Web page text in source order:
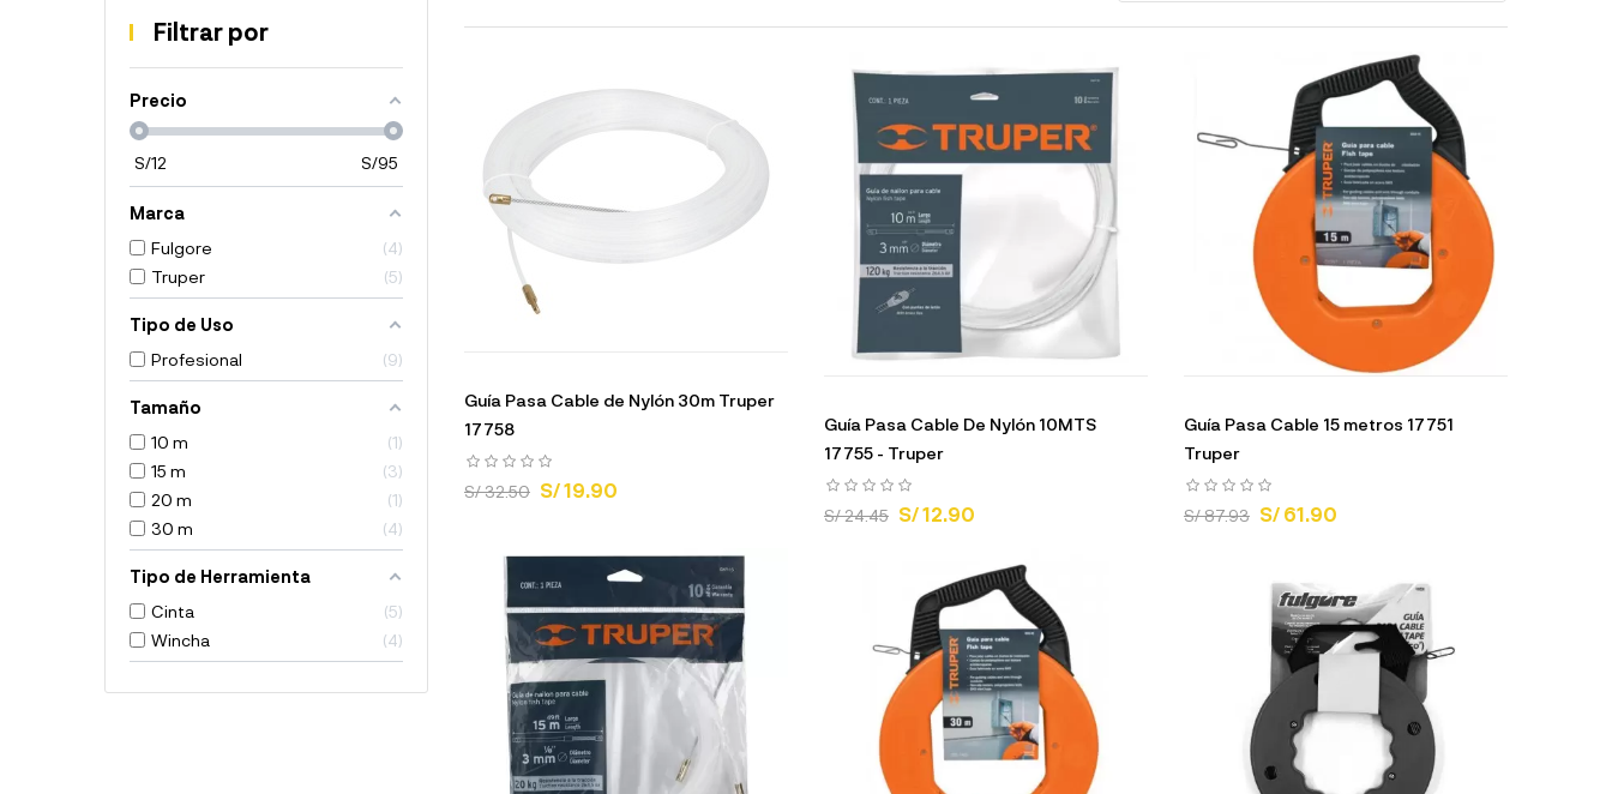
Filtrar por
Precio
S/12 S/95
Marca
Fulgore
4
Truper
5
Tipo de Uso
Profesional
9
Tamaño
10 m
1
15 m
3
20 m
1
30 m
4
Tipo de Herramienta
Cinta
5
Wincha
4
Guía Pasa Cable de Nylón 30m Truper
17758
S/ 32.50 S/ 19.90
Guía Pasa Cable De Nylón 10MTS
17755 - Truper
S/ 24.45 S/ 12.90
Guía Pasa Cable 15 metros 17751
Truper
S/ 87.93 S/ 61.90